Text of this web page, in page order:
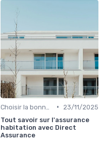
•
23/11/2025
Tout savoir sur l'assurance
habitation avec Direct
Assurance